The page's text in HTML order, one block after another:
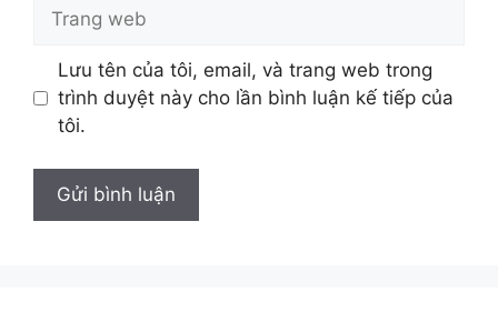
Lưu tên của tôi, email, và trang web trong
trình duyệt này cho lần bình luận kế tiếp của
tôi.